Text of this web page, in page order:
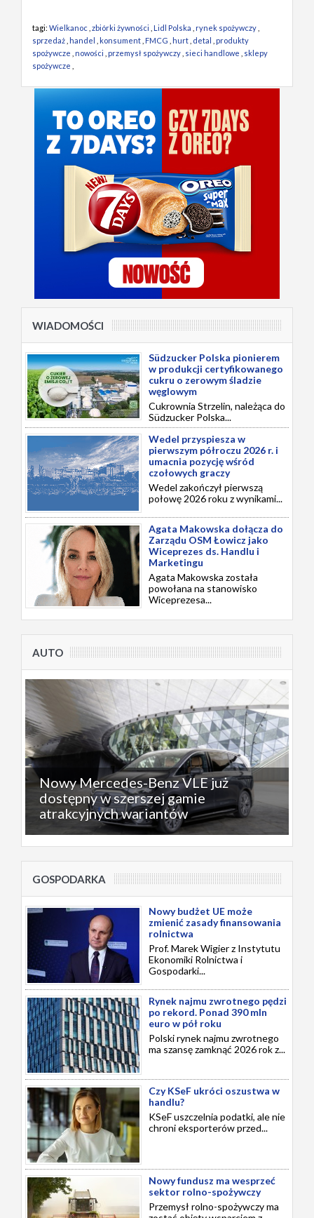
tagi: Wielkanoc zbiórki żywności Lidl Polska rynek spożywczy
sprzedaż handel konsument FMCG hurt detal
produkty
spożywcze
nowości przemysł spożywczy sieci handlowe
sklepy
spożywcze
WIADOMOŚCI
Südzucker Polska pionierem
w produkcji certyfikowanego
cukru o zerowym śladzie
węglowym
Cukrownia Strzelin, należąca do
Südzucker Polska...
Wedel przyspiesza w
pierwszym półroczu 2026 r. i
umacnia pozycję wśród
czołowych graczy
Wedel zakończył pierwszą
połowę 2026 roku z wynikami...
Agata Makowska dołącza do
Zarządu OSM Łowicz jako
Wiceprezes ds. Handlu i
Marketingu
Agata Makowska została
powołana na stanowisko
Wiceprezesa...
AUTO
Nowy Mercedes-Benz VLE już
dostępny w szerszej gamie
atrakcyjnych wariantów
GOSPODARKA
Nowy budżet UE może
zmienić zasady finansowania
rolnictwa
Prof. Marek Wigier z Instytutu
Ekonomiki Rolnictwa i
Gospodarki...
Rynek najmu zwrotnego pędzi
po rekord. Ponad 390 mln
euro w pół roku
Polski rynek najmu zwrotnego
ma szansę zamknąć 2026 rok z...
Czy KSeF ukróci oszustwa w
handlu?
KSeF uszczelnia podatki, ale nie
chroni eksporterów przed...
Nowy fundusz ma wesprzeć
sektor rolno-spożywczy
Przemysł rolno-spożywczy ma